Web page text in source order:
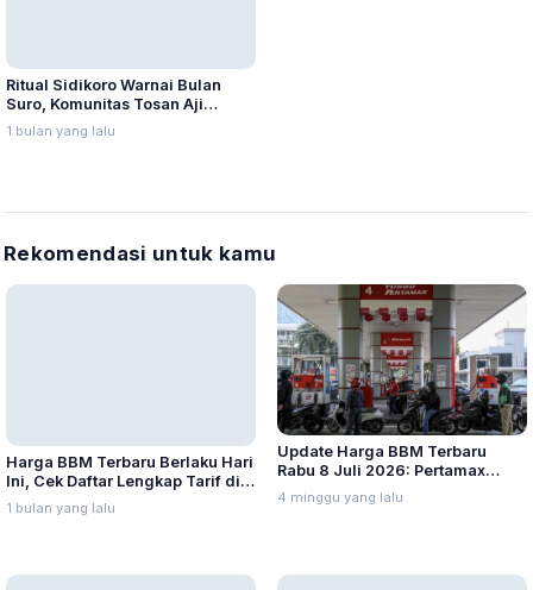
Ritual Sidikoro Warnai Bulan
Suro, Komunitas Tosan Aji
Rekomendasi untuk kamu
Harga BBM Terbaru Berlaku Hari
Ini, Cek Daftar Lengkap Tarif di
Update Harga BBM Terbaru
Rabu 8 Juli 2026: Pertamax